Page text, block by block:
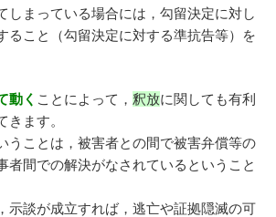
しまっている場合には，勾留決定に対し
ること（勾留決定に対する準抗告等）を
動く ことによって，釈放に関しても有利
きます。
うことは，被害者との間で被害弁償等の
者間での解決がなされているということ
示談が成立すれば，逃亡や証拠隠滅の可